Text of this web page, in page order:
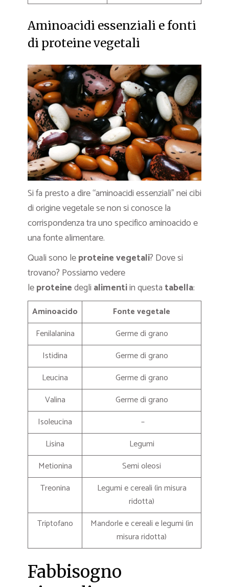
Aminoacidi essenziali e fonti
di proteine vegetali
Si fa presto a dire “aminoacidi essenziali” nei cibi
di origine vegetale se non si conosce la
corrispondenza tra uno specifico aminoacido e
una fonte alimentare.
Quali sono leproteine vegetali? Dove si
trovano? Possiamo vedere
leproteinedegli alimentiin questa tabella:
Aminoacido
Fonte vegetale
Fenilalanina
Germe di grano
Istidina
Germe di grano
Leucina
Germe di grano
Valina
Germe di grano
Isoleucina
–
Lisina
Legumi
Metionina
Semi oleosi
Treonina
Legumi e cereali (in misura
ridotta)
Triptofano
Mandorle e cereali e legumi (in
misura ridotta)
Fabbisogno